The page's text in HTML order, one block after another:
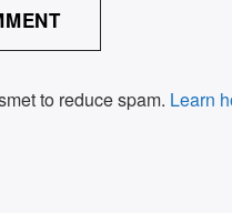
to reduce spam. Learn